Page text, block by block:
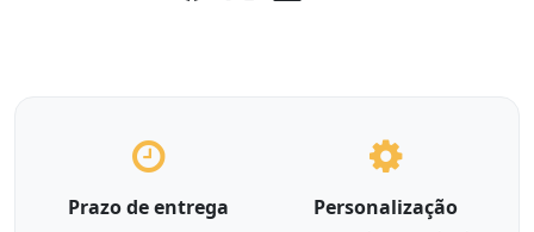
Prazo de entrega Personalização